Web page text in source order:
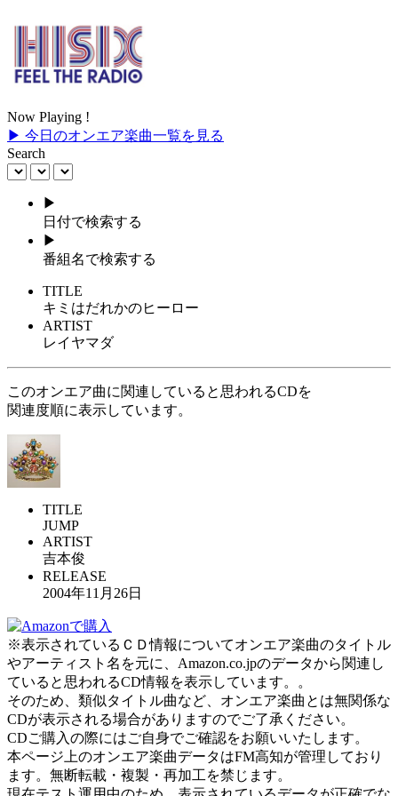
Now Playing !
▶ 今日のオンエア楽曲一覧を見る
Search
▶
日付で検索する
▶
番組名で検索する
TITLE
キミはだれかのヒーロー
ARTIST
レイヤマダ
このオンエア曲に関連していると思われるCDを
関連度順に表示しています。
TITLE
JUMP
ARTIST
吉本俊
RELEASE
2004年11月26日
※表示されているＣＤ情報についてオンエア楽曲のタイトル
やアーティスト名を元に、Amazon.co.jpのデータから関連し
ていると思われるCD情報を表示しています。。
そのため、類似タイトル曲など、オンエア楽曲とは無関係な
CDが表示される場合がありますのでご了承ください。
CDご購入の際にはご自身でご確認をお願いいたします。
本ページ上のオンエア楽曲データはFM高知が管理しており
ます。無断転載・複製・再加工を禁じます。